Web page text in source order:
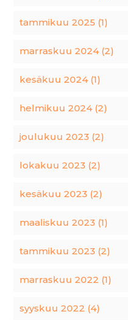
tammikuu 2025 (1)
marraskuu 2024 (2)
kesäkuu 2024 (1)
helmikuu 2024 (2)
joulukuu 2023 (2)
lokakuu 2023 (2)
kesäkuu 2023 (2)
maaliskuu 2023 (1)
tammikuu 2023 (2)
marraskuu 2022 (1)
syyskuu 2022 (4)